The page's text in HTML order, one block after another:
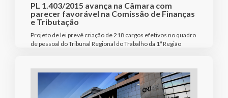
PL 1.403/2015 avança na Câmara com
parecer favorável na Comissão de Finanças
e Tributação
Projeto de lei prevê criação de 218 cargos efetivos no quadro
de pessoal do Tribunal Regional do Trabalho da 1ª Região